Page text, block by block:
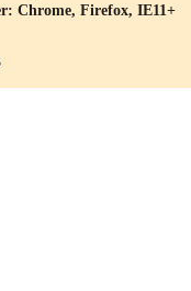
Chrome, Firefox, IE11+